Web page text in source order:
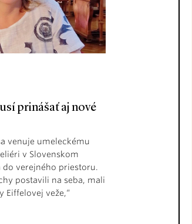
prinášať aj nové
venuje umeleckému
v Slovenskom
do verejného priestoru.
postavili na seba, mali
Eiffelovej veže,“